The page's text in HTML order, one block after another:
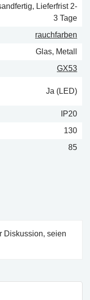
Lieferfrist 2-
3 Tage
rauch­far­ben
Glas, Metall
GX53
Ja (LED)
IP20
130
85
Diskussion, seien